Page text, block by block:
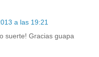
a las 19:21
suerte! Gracias guapa